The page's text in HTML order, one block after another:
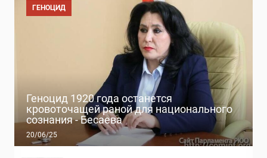
Геноцид 1920 года останется
кровоточащей раной для национального
сознания - Бесаева
20/06/25
ГЕНОЦИД